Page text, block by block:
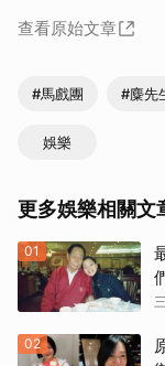
查看原始文章
#馬戲團 #麋先
娛樂
更多娛樂相關文
01
02